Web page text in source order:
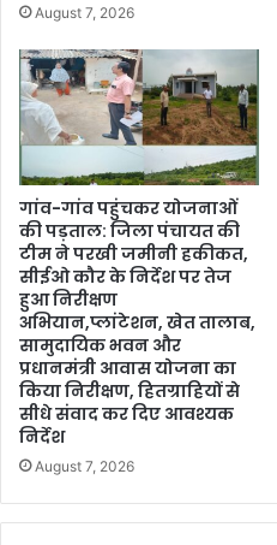
August 7, 2026
गांव-गांव पहुंचकर योजनाओं
की पड़ताल: जिला पंचायत की
टीम ने परखी जमीनी हकीकत,
सीईओ कौर के निर्देश पर तेज
हुआ निरीक्षण
अभियान,प्लांटेशन, खेत तालाब,
सामुदायिक भवन और
प्रधानमंत्री आवास योजना का
किया निरीक्षण, हितग्राहियों से
सीधे संवाद कर दिए आवश्यक
निर्देश
August 7, 2026